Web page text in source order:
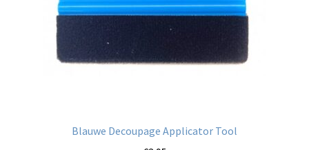
Blauwe Decoupage Applicator Tool